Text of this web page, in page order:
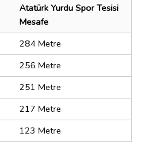
Atatürk Yurdu Spor Tesisi
Mesafe
284 Metre
256 Metre
251 Metre
217 Metre
123 Metre